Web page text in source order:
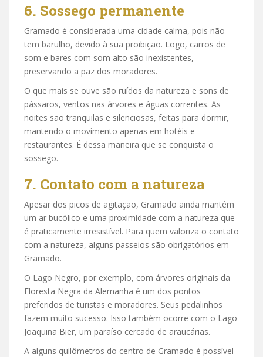
6. Sossego permanente
Gramado é considerada uma cidade calma, pois não
tem barulho, devido à sua proibição. Logo, carros de
som e bares com som alto são inexistentes,
preservando a paz dos moradores.
O que mais se ouve são ruídos da natureza e sons de
pássaros, ventos nas árvores e águas correntes. As
noites são tranquilas e silenciosas, feitas para dormir,
mantendo o movimento apenas em hotéis e
restaurantes. É dessa maneira que se conquista o
sossego.
7. Contato com a natureza
Apesar dos picos de agitação, Gramado ainda mantém
um ar bucólico e uma proximidade com a natureza que
é praticamente irresistível. Para quem valoriza o contato
com a natureza, alguns passeios são obrigatórios em
Gramado.
O Lago Negro, por exemplo, com árvores originais da
Floresta Negra da Alemanha é um dos pontos
preferidos de turistas e moradores. Seus pedalinhos
fazem muito sucesso. Isso também ocorre com o Lago
Joaquina Bier, um paraíso cercado de araucárias.
A alguns quilômetros do centro de Gramado é possível